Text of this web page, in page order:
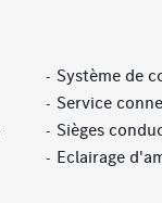
Système de
Service
Sièges
Eclairage